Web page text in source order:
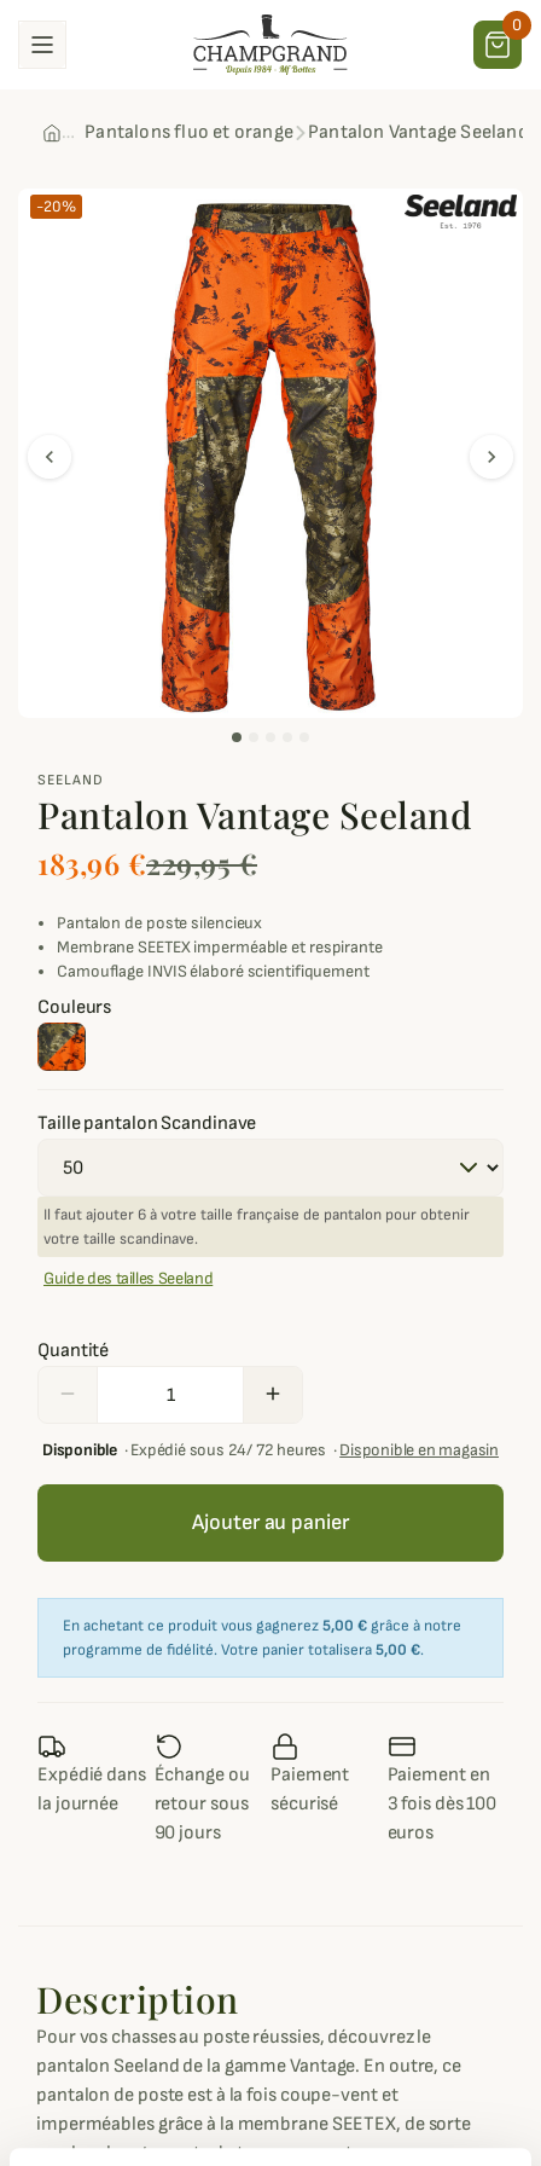
0
Pantalons fluo et orange Pantalon Vantage Seeland
chevron_left chevron_right
-20%
SEELAND
Pantalon Vantage Seeland
183,96 €229,95 €
Pantalon de poste silencieux
Membrane SEETEX imperméable et respirante
Camouflage INVIS élaboré scientifiquement
Couleurs
Taille pantalon Scandinave
Il faut ajouter 6 à votre taille française de pantalon pour obtenir
votre taille scandinave.
Guide des tailles Seeland
Quantité
remove add
Disponible·Expédié sous 24/ 72 heures ·Disponible en magasin
Ajouter au panier
En achetant ce produit vous gagnerez5,00 € grâce à notre
programme de fidélité. Votre panier totalisera5,00 €.
Expédié dans
la journée
Échange ou
retour sous
90 jours
Paiement
sécurisé
Paiement en
3 fois dès 100
euros
Description
Pour vos chasses au poste réussies, découvrez le
pantalon Seeland de la gamme Vantage. En outre, ce
pantalon de poste est à la fois coupe-vent et
imperméables grâce à la membrane SEETEX, de sorte
que les changements de temps ne sont pas un